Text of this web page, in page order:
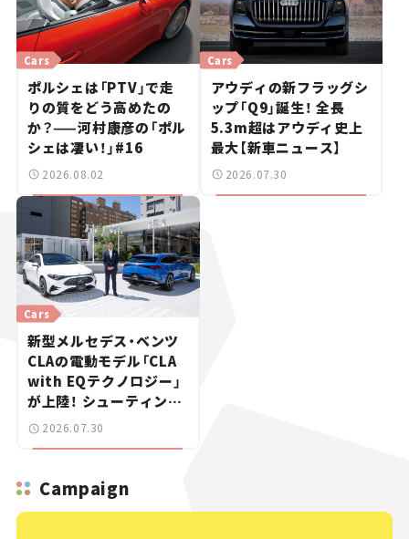
Cars
ポルシェは「PTV」で走
りの質をどう高めたの
か？——河村康彦の「ポル
シェは凄い！」#16
2026.08.02
Cars
アウディの新フラッグシ
ップ「Q9」誕生！ 全長
5.3m超はアウディ史上
最大【新車ニュース】
2026.07.30
Cars
新型メルセデス・ベンツ
CLAの電動モデル「CLA
with EQテクノロジー」
が上陸！ シューティング
ブレークも発売【新車ニ
ュース】
2026.07.30
Campaign